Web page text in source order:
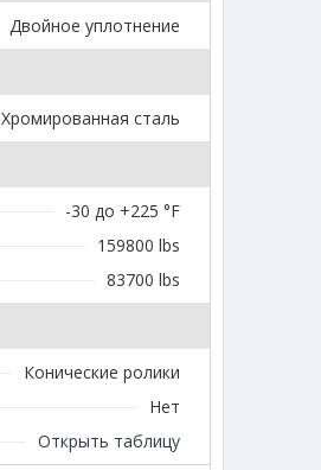
Двойное уплотнение
Хромированная сталь
-30 до +225 °F
159800 lbs
83700 lbs
Конические ролики
Нет
Открыть таблицу